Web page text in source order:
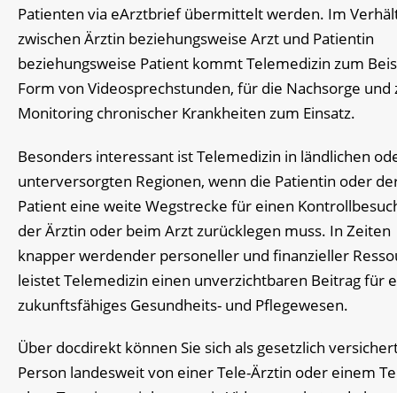
Patienten via eArztbrief übermittelt werden. Im
zwischen Ärztin beziehungsweise Arzt und Patientin
beziehungsweise Patient kommt Telemedizin zum
Form von Videosprechstunden, für die Nachsorge und
Monitoring chronischer Krankheiten zum Einsatz.
Besonders interessant ist Telemedizin in ländlichen
unterversorgten Regionen, wenn die Patientin oder
Patient eine weite Wegstrecke für einen
der Ärztin oder beim Arzt zurücklegen muss. In Zeiten
knapper werdender personeller und finanzieller
leistet Telemedizin einen unverzichtbaren Beitrag für
zukunftsfähiges Gesundheits- und Pflegewesen.
Über docdirekt können Sie sich als gesetzlich
Person landesweit von einer Tele-Ärztin oder einem